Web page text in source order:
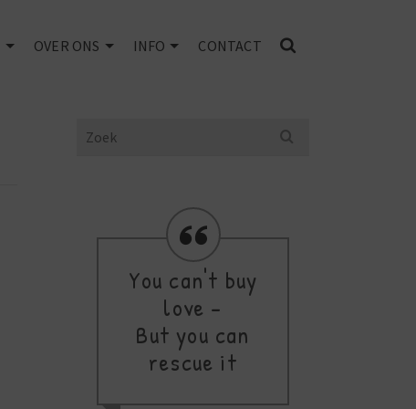
OVER ONS INFO CONTACT
Search
You can't buy
love -
But you can
rescue it